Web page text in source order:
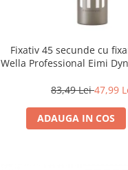
Fixativ 45 secunde cu
Wella Professional Eimi
83,49 Lei47,99
ADAUGA IN COS